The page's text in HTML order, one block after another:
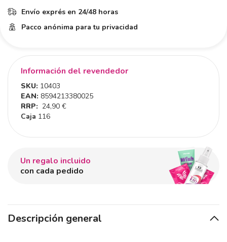
Envío exprés en 24/48 horas
Pacco anónima para tu privacidad
Información del revendedor
SKU: 10403
EAN: 8594213380025
RRP: 24,90 €
Caja 116
Un regalo incluido
con cada pedido
Descripción general